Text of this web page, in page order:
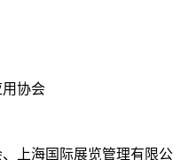
协会
上海国际展览管理有限公